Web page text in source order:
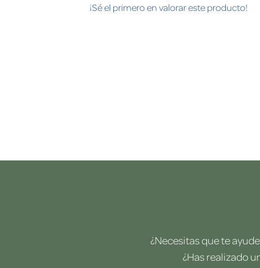
¡Sé el primero en valorar este producto!
¿Necesitas que te
¿Has realizado